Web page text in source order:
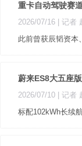
重卡自动驾驶赛
2026/07/16 | 记者
此前曾获辰韬资本
蔚来ES8大五座
2026/07/10 | 记者
标配102kWh长续